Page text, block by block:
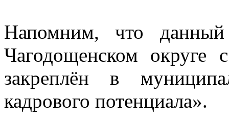
Напомним, что
Чагодощенском округе
закреплён в
кадрового потенциала».